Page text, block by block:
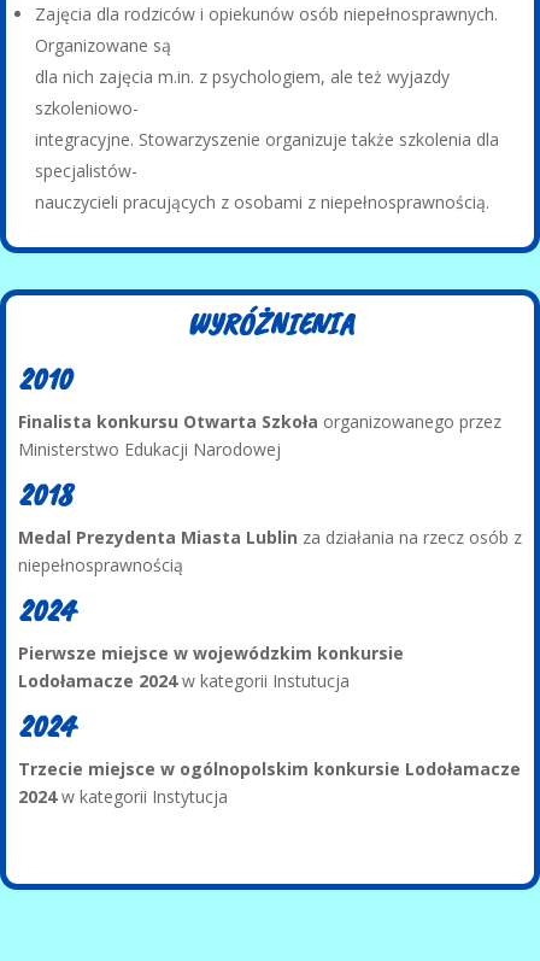
Zajęcia dla rodziców i opiekunów osób niepełnosprawnych.
Organizowane są
dla nich zajęcia m.in. z psychologiem, ale też wyjazdy
szkoleniowo-
integracyjne. Stowarzyszenie organizuje także szkolenia dla
specjalistów-
nauczycieli pracujących z osobami z niepełnosprawnością.
WYRÓŻNIENIA
2010
Finalista konkursu Otwarta Szkoła organizowanego przez
Ministerstwo Edukacji Narodowej
2018
Medal Prezydenta Miasta Lublin za działania na rzecz osób z
niepełnosprawnością
2024
Pierwsze miejsce w wojewódzkim konkursie
Lodołamacze 2024w kategorii Instutucja
2024
Trzecie miejsce w ogólnopolskim konkursie Lodołamacze
2024w kategorii Instytucja